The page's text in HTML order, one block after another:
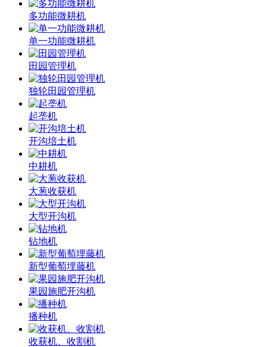
多功能微耕机
单一功能微耕机
田园管理机
独轮田园管理机
起垄机
开沟培土机
中耕机
大葱收获机
大型开沟机
钻地机
新型葡萄埋藤机
果园施肥开沟机
播种机
收获机、收割机